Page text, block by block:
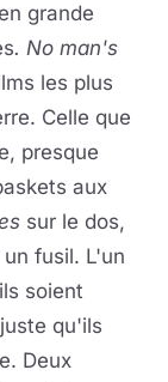
grande
. No man's
les plus
Celle que
presque
aux
sur le dos,
fusil. L'un
soient
qu'ils
Deux